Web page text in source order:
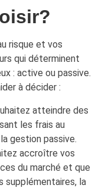
risque et vos
qui déterminent
: active ou passive.
à décider :
atteindre des
les frais au
gestion passive.
accroître vos
du marché et que
supplémentaires, la